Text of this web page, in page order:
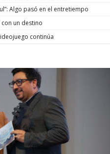
Algo pasó en el entretiempo
con un destino
continúa